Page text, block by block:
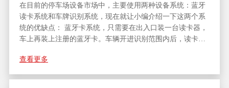
在目前的停车场设备市场中，主要使用两种设备系统：蓝牙
读卡系统和车牌识别系统，现在就让小编介绍一下这两个系
统的优缺点： 蓝牙卡系统，只需要在出入口装一台读卡器，
车上再装上注册的蓝牙卡。车辆开进识别范围内后，读卡器
能被识别是小区内部车，开门，没卡的就不开门。那么如果
有外来车辆或者没办卡的业主车就只能人工解决了。
查看更多